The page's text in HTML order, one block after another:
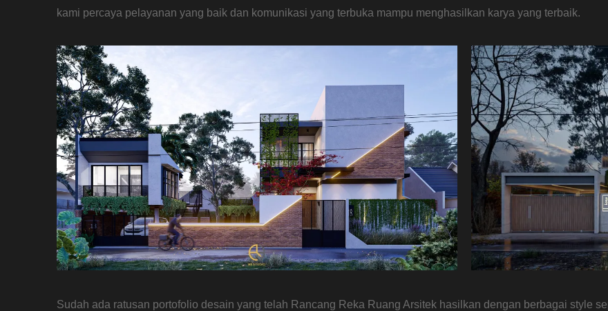
kami percaya pelayanan yang baik dan komunikasi yang terbuka mampu menghasilkan karya yang terbaik.
Sudah ada ratusan portofolio desain yang telah Rancang Reka Ruang Arsitek hasilkan dengan berbagai style